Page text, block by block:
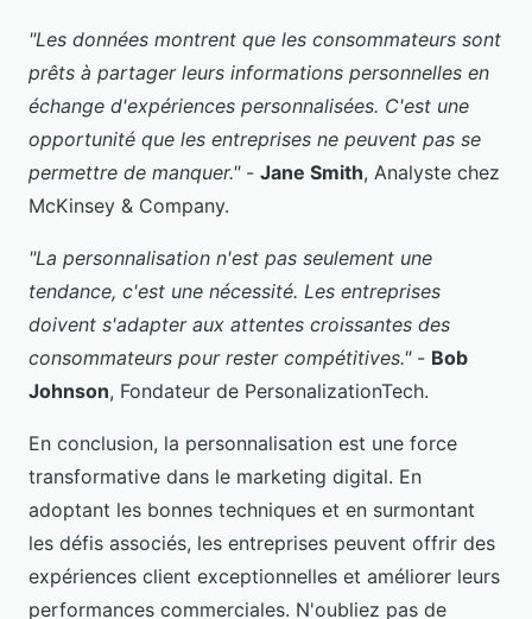
"Les données montrent que les consommateurs sont
prêts à partager leurs informations personnelles en
échange d'expériences personnalisées. C'est une
opportunité que les entreprises ne peuvent pas se
permettre de manquer."- Jane Smith, Analyste chez
McKinsey & Company.
"La personnalisation n'est pas seulement une
tendance, c'est une nécessité. Les entreprises
doivent s'adapter aux attentes croissantes des
consommateurs pour rester compétitives."- Bob
Johnson, Fondateur de PersonalizationTech.
En conclusion, la personnalisation est une force
transformative dans le marketing digital. En
adoptant les bonnes techniques et en surmontant
les défis associés, les entreprises peuvent offrir des
expériences client exceptionnelles et améliorer leurs
performances commerciales. N'oubliez pas de